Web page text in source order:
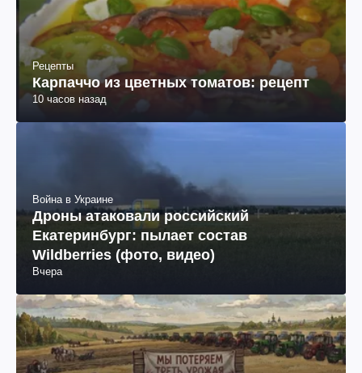
Рецепты
Карпаччо из цветных томатов: рецепт
10 часов назад
Война в Украине
Дроны атаковали российский
Екатеринбург: пылает состав
Wildberries (фото, видео)
Вчера